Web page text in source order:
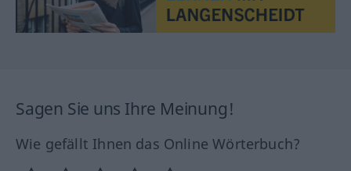
Sagen Sie uns Ihre Meinung!
Wie gefällt Ihnen das Online Wörterbuch?